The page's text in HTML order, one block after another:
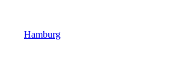
Hamburg